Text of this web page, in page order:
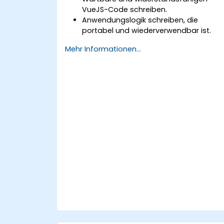
VueJS-Code schreiben.
Anwendungslogik schreiben, die
portabel und wiederverwendbar ist.
Widgets umgehen, ohne unnötige
Mehr Informationen...